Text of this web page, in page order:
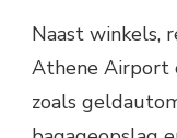
Naast winkels,
Athene Airport
zoals